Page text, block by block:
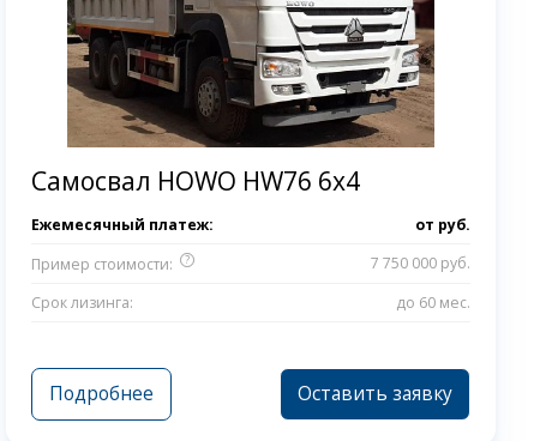
Самосвал HOWO HW76 6x4
Ежемесячный платеж: от руб.
Пример стоимости:
?
7 750 000 руб.
Срок лизинга:
до 60 мес.
Подробнее Оставить заявку